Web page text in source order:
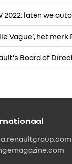
2022: laten we
Vague’, het
Board of